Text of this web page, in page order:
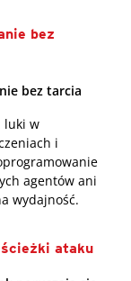
bez
bez tarcia
luki w
i
agentów ani
wydajność.
ataku